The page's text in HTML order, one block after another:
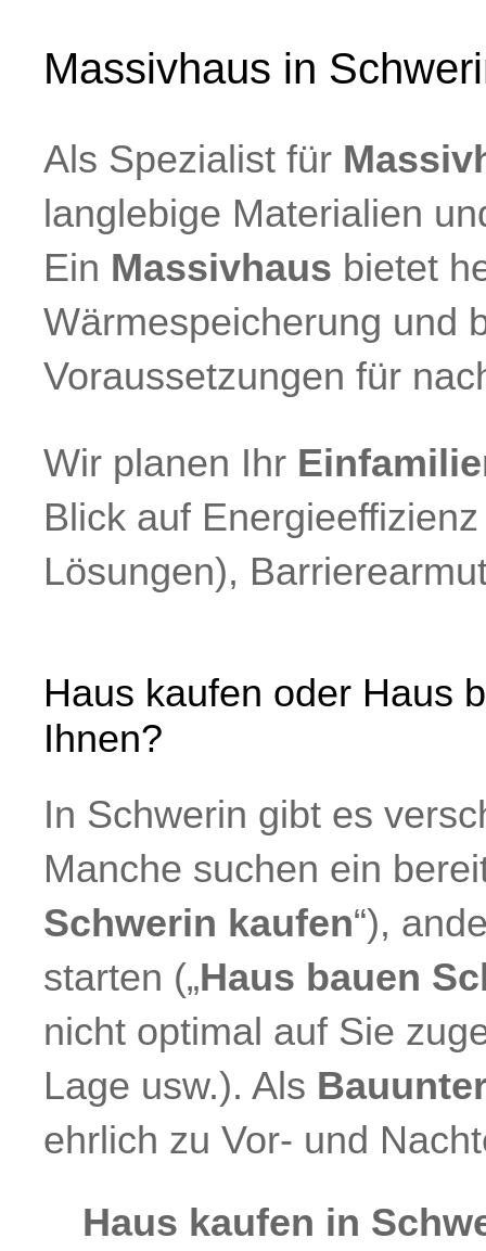
Massivhaus in
Als Spezialist für
langlebige Materialien
Ein Massivhaus bietet
Wärmespeicherung und
Voraussetzungen für
Wir planen Ihr
Blick auf
Lösungen),
Haus kaufen oder Haus
Ihnen?
In Schwerin gibt es
Manche suchen ein
Schwerin kaufen“),
starten („Haus bauen
nicht optimal auf Sie
Lage usw.). Als
ehrlich zu Vor- und
Haus kaufen in